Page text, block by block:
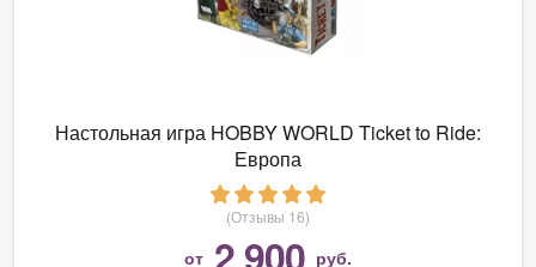
Настольная игра HOBBY WORLD Ticket to Ride:
Европа
(Отзывы 16)
от 2 900 руб.